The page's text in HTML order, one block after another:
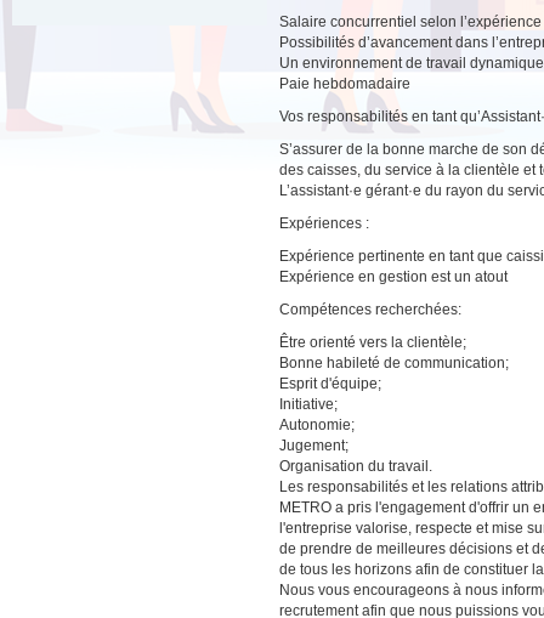
Salaire concurrentiel selon l’expérience
Possibilités d’avancement dans
Un environnement de travail
Paie hebdomadaire
Vos responsabilités en tant
S’assurer de la bonne marche de son
des caisses, du service à la clientèle et
L’assistant·e gérant·e du rayon du
Expériences :
Expérience pertinente en tant que
Expérience en gestion est un atout
Compétences recherchées:
Être orienté vers la clientèle;
Bonne habileté de communication;
Esprit d'équipe;
Initiative;
Autonomie;
Jugement;
Organisation du travail.
Les responsabilités et les relations
METRO a pris l'engagement d'offrir un
l'entreprise valorise, respecte et mise
de prendre de meilleures décisions et
de tous les horizons afin de constituer
Nous vous encourageons à nous
recrutement afin que nous puissions